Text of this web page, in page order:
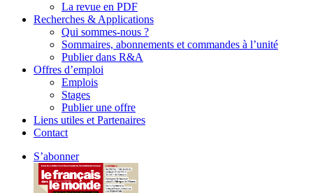
La revue en PDF
Recherches & Applications
Qui sommes-nous ?
Sommaires, abonnements et commandes à l’unité
Publier dans R&A
Offres d’emploi
Emplois
Stages
Publier une offre
Liens utiles et Partenaires
Contact
S’abonner